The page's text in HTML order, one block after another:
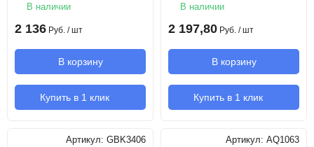
В наличии
2 136 Руб. / шт
В корзину
Купить в 1 клик
В наличии
2 197,80 Руб. / шт
В корзину
Купить в 1 клик
Артикул: GBK3406 Артикул: AQ1063